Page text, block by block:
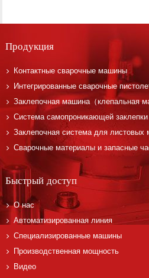
Продукция
Контактные сварочные машины
Интегрированные сварочные
Заклепочная машина（клепальная
Система самопроникающей
Заклепочная система для листовых
Сварочные материалы и запасные
Быстрый доступ
О нас
Автоматизированная линия
Специализированные машины
Производственная мощность
Видео